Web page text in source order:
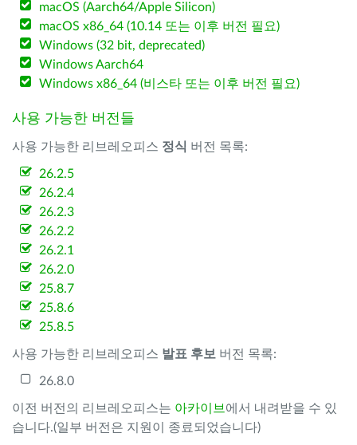
macOS (Aarch64/Apple Silicon)
macOS x86_64 (10.14 또는 이후 버전 필요)
Windows (32 bit, deprecated)
Windows Aarch64
Windows x86_64 (비스타 또는 이후 버전 필요)
사용 가능한 버전들
사용 가능한 리브레오피스 정식 버전 목록:
26.2.5
26.2.4
26.2.3
26.2.2
26.2.1
26.2.0
25.8.7
25.8.6
25.8.5
사용 가능한 리브레오피스 발표 후보 버전 목록:
26.8.0
이전 버전의 리브레오피스는 아카이브 에서 내려받을 수 있
습니다.(일부 버전은 지원이 종료되었습니다)